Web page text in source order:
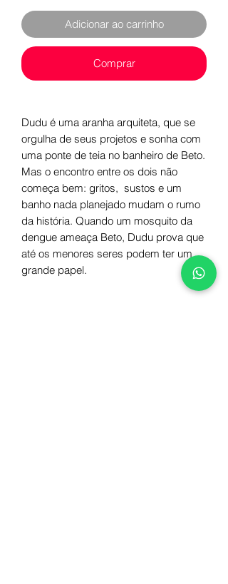
Adicionar ao carrinho
Comprar
Dudu é uma aranha arquiteta, que se
orgulha de seus projetos e sonha com
uma ponte de teia no banheiro de Beto.
Mas o encontro entre os dois não
começa bem: gritos, sustos e um
banho nada planejado mudam o rumo
da história. Quando um mosquito da
dengue ameaça Beto, Dudu prova que
até os menores seres podem ter um
grande papel.